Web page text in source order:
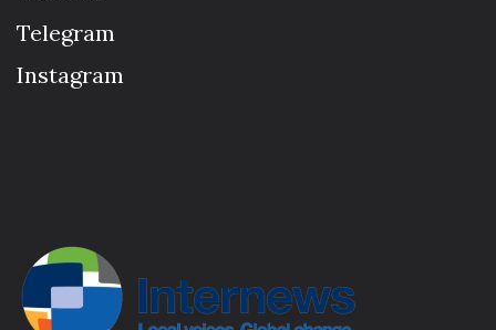
Telegram
Instagram